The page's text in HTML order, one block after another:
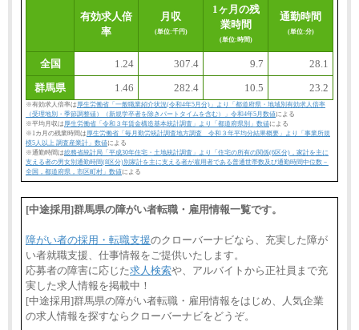
有効求人倍
率
月収
(単位:千円)
1ヶ月の残
業時間
(単位:時間)
通勤時間
(単位:分)
全国 1.24 307.4 9.7
28.1
群馬県
1.46 282.4 10.5 23.2
※有効求人倍率は 厚生労働省「一般職業紹介状況(令和4年5月分)」より「都道府県・地域別有効求人倍率
（受理地別・季節調整値）（新規学卒者を除きパートタイムを含む）」令和4年5月数値による
※平均月収は 厚生労働省「令和３年賃金構造基本統計調査」より「都道府県別」数値による
※1カ月の残業時間は 厚生労働省「毎月勤労統計調査地方調査 令和３年平均分結果概要」より「事業所規
模5人以上 調査産業計」数値による
※通勤時間は総務省統計局「平成30年住宅・土地統計調査」より「住宅の所有の関係(6区分)，家計を主に
支える者の男女別通勤時間(8区分)別家計を主に支える者が雇用者である普通世帯数及び通勤時間中位数－
全国，都道府県，市区町村」数値による
[中途採用]群馬県の障がい者転職・雇用情報一覧です。
障がい者の採用・転職支援のクローバーナビなら、充実した障が
い者就職支援、仕事情報をご提供いたします。
応募者の障害に応じた求人検索や、アルバイトから正社員まで充
実した求人情報を掲載中！
[中途採用]群馬県の障がい者転職・雇用情報をはじめ、人気企業
の求人情報を探すならクローバーナビをどうぞ。